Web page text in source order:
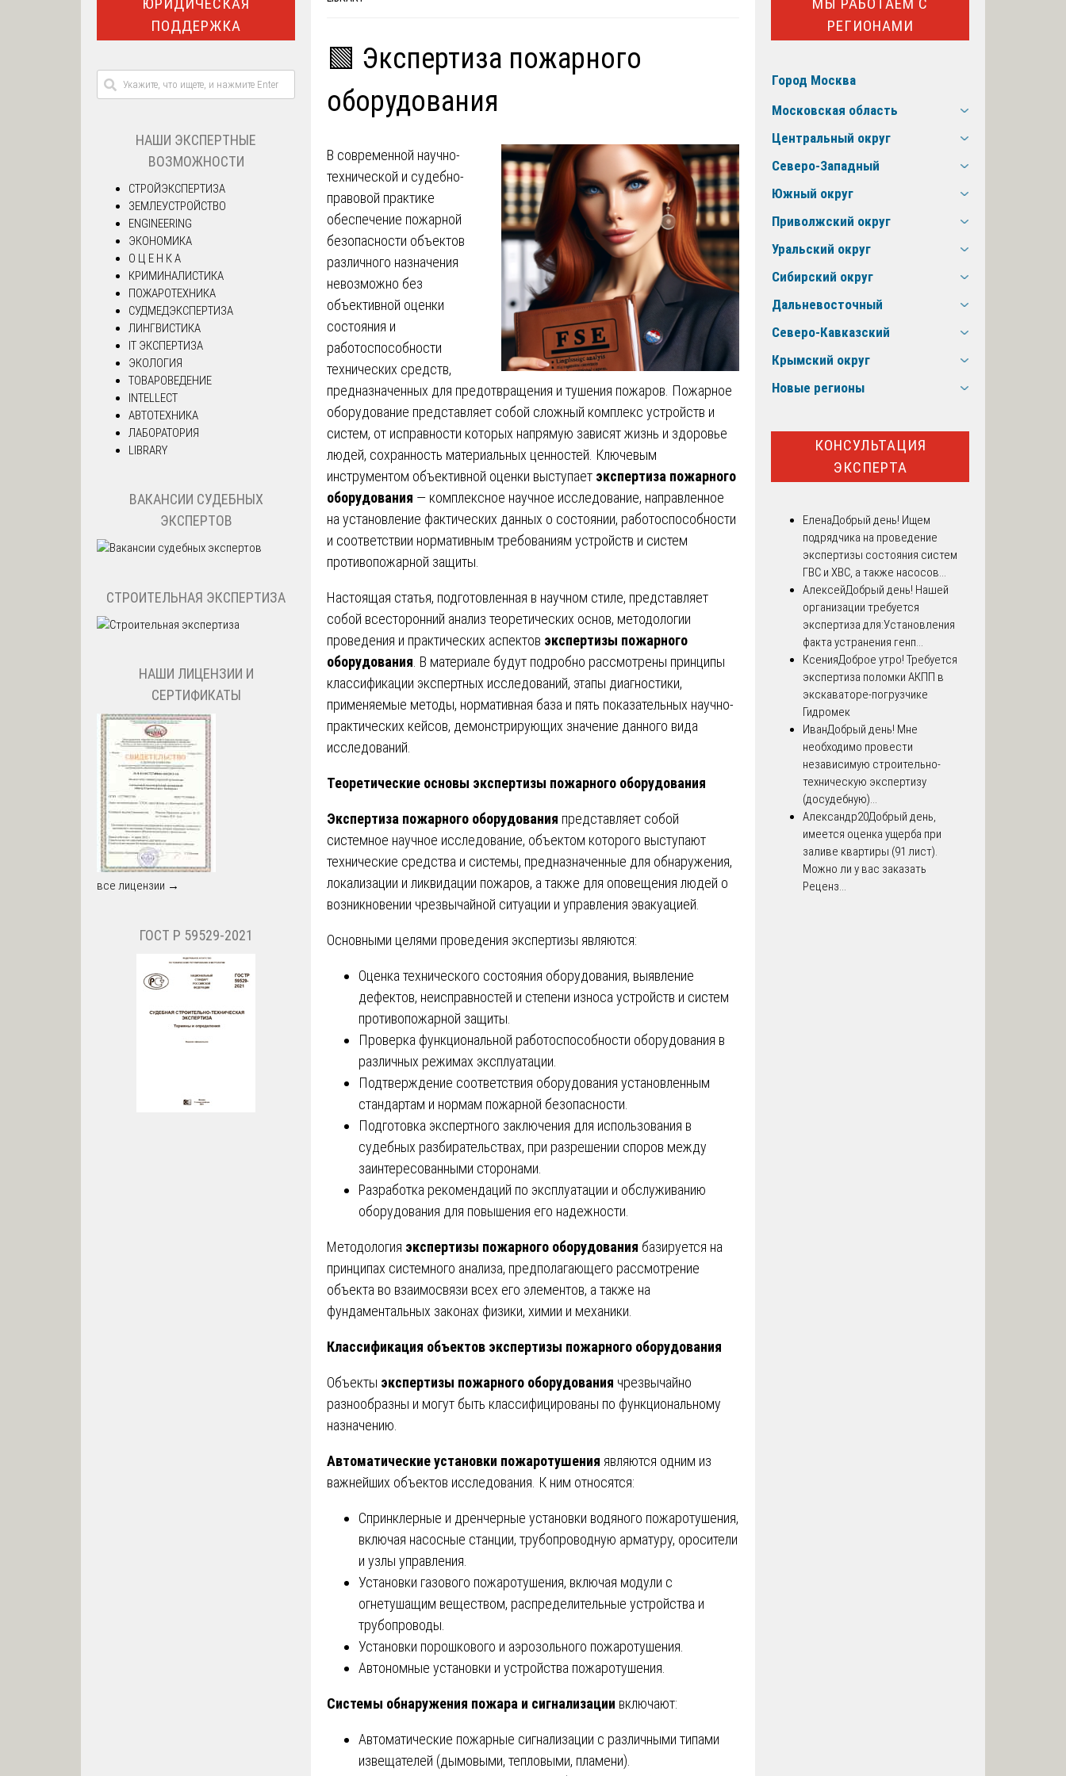
🟩 Экспертиза пожарного
оборудования
В современной научно-
технической и судебно-
правовой практике
обеспечение пожарной
безопасности объектов
различного назначения
невозможно без
объективной оценки
состояния и
работоспособности
технических средств,
предназначенных для предотвращения и тушения пожаров. Пожарное
оборудование представляет собой сложный комплекс устройств и
систем, от исправности которых напрямую зависят жизнь и здоровье
людей, сохранность материальных ценностей. Ключевым
инструментом объективной оценки выступает экспертиза пожарного
оборудования — комплексное научное исследование, направленное
на установление фактических данных о состоянии, работоспособности
и соответствии нормативным требованиям устройств и систем
противопожарной защиты.
Настоящая статья, подготовленная в научном стиле, представляет
собой всесторонний анализ теоретических основ, методологии
проведения и практических аспектов экспертизы пожарного
оборудования . В материале будут подробно рассмотрены принципы
классификации экспертных исследований, этапы диагностики,
применяемые методы, нормативная база и пять показательных научно-
практических кейсов, демонстрирующих значение данного вида
исследований.
Теоретические основы экспертизы пожарного оборудования
Экспертиза пожарного оборудования представляет собой
системное научное исследование, объектом которого выступают
технические средства и системы, предназначенные для обнаружения,
локализации и ликвидации пожаров, а также для оповещения людей о
возникновении чрезвычайной ситуации и управления эвакуацией.
Основными целями проведения экспертизы являются:
Оценка технического состояния оборудования, выявление
дефектов, неисправностей и степени износа устройств и систем
противопожарной защиты.
Проверка функциональной работоспособности оборудования в
различных режимах эксплуатации.
Подтверждение соответствия оборудования установленным
стандартам и нормам пожарной безопасности.
Подготовка экспертного заключения для использования в
судебных разбирательствах, при разрешении споров между
заинтересованными сторонами.
Разработка рекомендаций по эксплуатации и обслуживанию
оборудования для повышения его надежности.
Методология экспертизы пожарного оборудования базируется на
принципах системного анализа, предполагающего рассмотрение
объекта во взаимосвязи всех его элементов, а также на
фундаментальных законах физики, химии и механики.
Классификация объектов экспертизы пожарного оборудования
Объекты экспертизы пожарного оборудования чрезвычайно
разнообразны и могут быть классифицированы по функциональному
назначению.
Автоматические установки пожаротушения являются одним из
важнейших объектов исследования. К ним относятся:
Спринклерные и дренчерные установки водяного пожаротушения,
включая насосные станции, трубопроводную арматуру, оросители
и узлы управления.
Установки газового пожаротушения, включая модули с
огнетушащим веществом, распределительные устройства и
трубопроводы.
Установки порошкового и аэрозольного пожаротушения.
Автономные установки и устройства пожаротушения.
Системы обнаружения пожара и сигнализации включают:
Автоматические пожарные сигнализации с различными типами
извещателей (дымовыми, тепловыми, пламени).
ПОДДЕРЖКА
НАШИ ЭКСПЕРТНЫЕ
ВОЗМОЖНОСТИ
СТРОЙЭКСПЕРТИЗА
ЗЕМЛЕУСТРОЙСТВО
ENGINEERING
ЭКОНОМИКА
О Ц Е Н К А
КРИМИНАЛИСТИКА
ПОЖАРОТЕХНИКА
СУДМЕДЭКСПЕРТИЗА
ЛИНГВИСТИКА
IT ЭКСПЕРТИЗА
ЭКОЛОГИЯ
ТОВАРОВЕДЕНИЕ
INTELLECT
АВТОТЕХНИКА
ЛАБОРАТОРИЯ
LIBRARY
ВАКАНСИИ СУДЕБНЫХ
ЭКСПЕРТОВ
СТРОИТЕЛЬНАЯ ЭКСПЕРТИЗА
НАШИ ЛИЦЕНЗИИ И
СЕРТИФИКАТЫ
все лицензии →
ГОСТ Р 59529-2021
РЕГИОНАМИ
Город Москва
Московская область
Центральный округ
Северо-Западный
Южный округ
Приволжский округ
Уральский округ
Сибирский округ
Дальневосточный
Северо-Кавказский
Крымский округ
Новые регионы
КОНСУЛЬТАЦИЯ
ЭКСПЕРТА
ЕленаДобрый день! Ищем
подрядчика на проведение
экспертизы состояния систем
ГВС и ХВС, а также насосов...
АлексейДобрый день! Нашей
организации требуется
экспертиза для:Установления
факта устранения генп...
КсенияДоброе утро! Требуется
экспертиза поломки АКПП в
экскаваторе-погрузчике
Гидромек
ИванДобрый день! Мне
необходимо провести
независимую строительно-
техническую экспертизу
(досудебную)...
Александр20Добрый день,
имеется оценка ущерба при
заливе квартиры (91 лист).
Можно ли у вас заказать
Реценз...